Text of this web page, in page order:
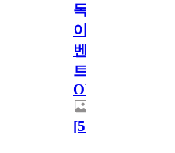
독
이
벤
트
OPEN!
[5]